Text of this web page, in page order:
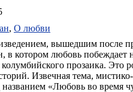
, О любви
вышедшим после
в котором любовь
колумбийского прозаика.
Извечная тема,
«Любовь во время